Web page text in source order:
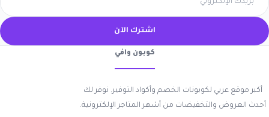
اشترك الآن
كوبون وافي
أكبر موقع عربي لكوبونات الخصم وأكواد التوفير. نوفر لك
أحدث العروض والتخفيضات من أشهر المتاجر الإلكترونية.